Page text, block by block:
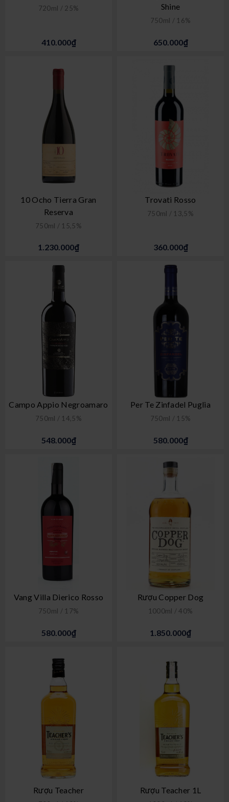
720ml / 25%
410.000₫
Shine
750ml / 16%
650.000₫
10 Ocho Tierra Gran
Reserva
750ml / 15,5%
1.230.000₫
Trovati Rosso
750ml / 13,5%
360.000₫
Campo Appio Negroamaro
750ml / 14,5%
548.000₫
Per Te Zinfadel Puglia
750ml / 15%
580.000₫
Vang Villa Dierico Rosso
750ml / 17%
580.000₫
Rượu Copper Dog
1000ml / 40%
1.850.000₫
Rượu Teacher Rượu Teacher 1L